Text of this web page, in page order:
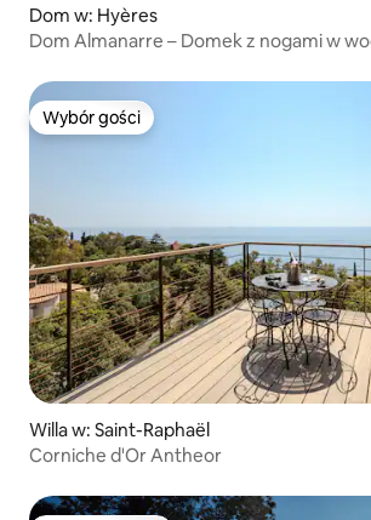
Dom w: Hyères
Dom Almanarre – Domek z nogami w
Wybór gości
Wybór gości
Willa w: Saint-Raphaël
Corniche d'Or Antheor